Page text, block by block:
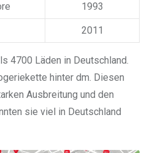
1993
2011
4700 Läden in Deutschland.
hinter dm. Diesen
Ausbreitung und den
sie viel in Deutschland